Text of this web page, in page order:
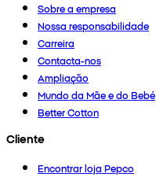
Sobre a empresa
Nossa responsabilidade
Carreira
Contacta-nos
Ampliação
Mundo da Mãe e do Bebé
Better Cotton
Cliente
Encontrar loja Pepco